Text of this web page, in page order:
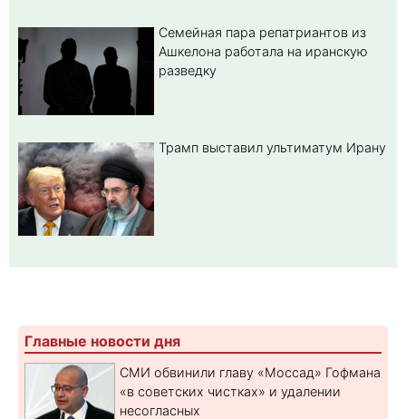
Семейная пара репатриантов из
Ашкелона работала на иранскую
разведку
Трамп выставил ультиматум Ирану
Главные новости дня
СМИ обвинили главу «Моссад» Гофмана
«в советских чистках» и удалении
несогласных